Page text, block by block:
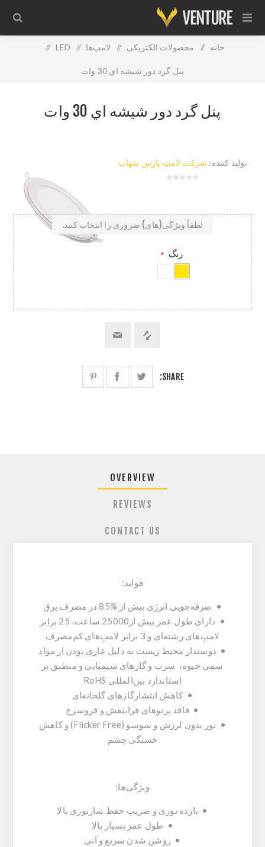
خانه / محصولات الکتریکی / لامپ‌ها /
LED
/
پنل گرد دور شيشه اي 30 وات
پنل گرد دور شيشه اي 30 وات
تولید کننده: شرکت لامپ پارس شهاب
رنگ *
لطفاً ویژگی(های) ضروری را انتخاب کنید.
SHARE:
OVERVIEW
REVIEWS
CONTACT US
فواید:
• صرفه‌جویی انرژی بیش از %85 در مصرف برق
• دارای طول عمر بیش از25000 ساعت، 25 برابر
لامپ‌های رشته‌ای و 3 برابر لامپ‌های کم‌مصرف
• دوستدار محیط زیست به دلیل عاری بودن از مواد
سمی جیوه، سرب و گازهای شیمیایی و منطبق بر
استاندارد بین‌المللی RoHS
• کاهش انتشارگازهای گلخانه‌ای
• فاقد پرتوهای فرابنفش و فروسرخ
• نور بدون لرزش و سوسو (Flicker Free) و کاهش
خستگی چشم
ویژگی‌ها:
• بازده نوری و ضریب حفظ شارنوری بالا
• طول عمر بسیار بالا
• روشن شدن سریع و آنی